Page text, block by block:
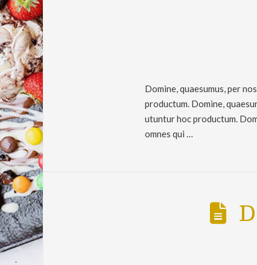
Domine, quaesumus, per
productum. Domine,
utuntur hoc productum.
omnes qui …